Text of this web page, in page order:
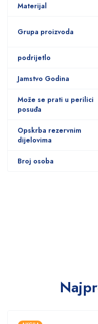
Materijal
Grupa proizvoda
podrijetlo
Jamstvo Godina
Može se prati u perilici
posuđa
Opskrba rezervnim
dijelovima
Broj osoba